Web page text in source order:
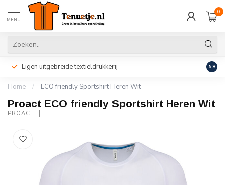
MENU
0
Eigen uitgebreide textieldrukkerij 9.8
Home / ECO friendly Sportshirt Heren Wit
Proact ECO friendly Sportshirt Heren Wit
PROACT